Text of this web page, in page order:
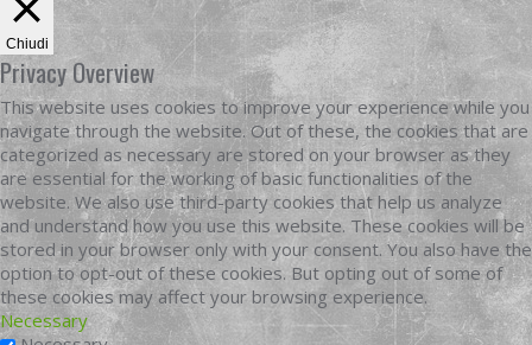
Chiudi
Privacy Overview
This website uses cookies to improve your experience while you
navigate through the website. Out of these, the cookies that are
categorized as necessary are stored on your browser as they
are essential for the working of basic functionalities of the
website. We also use third-party cookies that help us analyze
and understand how you use this website. These cookies will be
stored in your browser only with your consent. You also have the
option to opt-out of these cookies. But opting out of some of
these cookies may affect your browsing experience.
Necessary